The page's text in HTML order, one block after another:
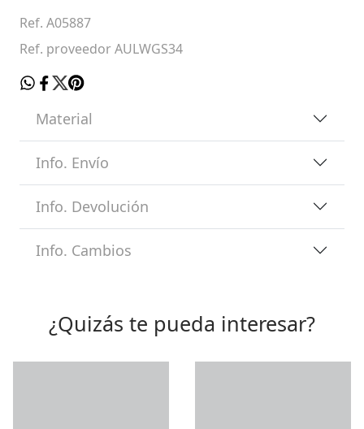
Ref. A05887
Ref. proveedor AULWGS34
Material
Info. Envío
Info. Devolución
Info. Cambios
¿Quizás te pueda interesar?